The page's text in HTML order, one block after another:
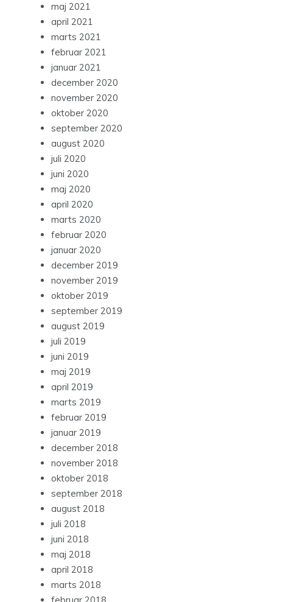
maj 2021
april 2021
marts 2021
februar 2021
januar 2021
december 2020
november 2020
oktober 2020
september 2020
august 2020
juli 2020
juni 2020
maj 2020
april 2020
marts 2020
februar 2020
januar 2020
december 2019
november 2019
oktober 2019
september 2019
august 2019
juli 2019
juni 2019
maj 2019
april 2019
marts 2019
februar 2019
januar 2019
december 2018
november 2018
oktober 2018
september 2018
august 2018
juli 2018
juni 2018
maj 2018
april 2018
marts 2018